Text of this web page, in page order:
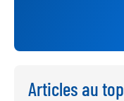
Articles au top